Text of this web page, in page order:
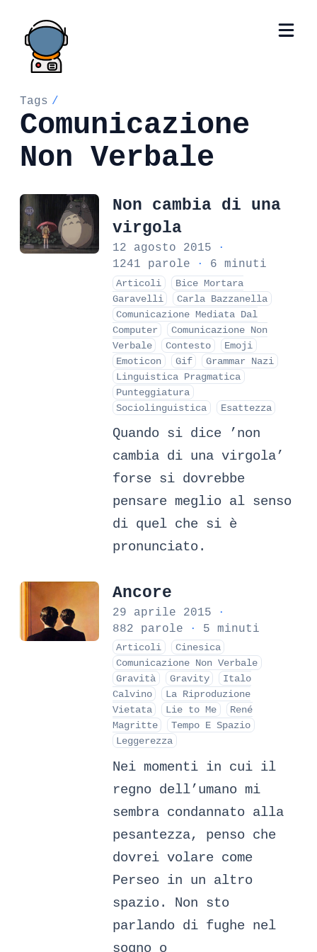
Tags /
Comunicazione
Non Verbale
Non cambia di una
virgola
12 agosto 2015
·
1241 parole
· 6 minuti
Articoli
Bice Mortara
Garavelli
Carla Bazzanella
Comunicazione Mediata Dal
Computer
Comunicazione Non
Verbale
Contesto
Emoji
Emoticon
Gif
Grammar Nazi
Linguistica Pragmatica
Punteggiatura
Sociolinguistica
Esattezza
Quando si dice ’non
cambia di una virgola’
forse si dovrebbe
pensare meglio al senso
di quel che si è
pronunciato.
Ancore
29 aprile 2015
·
882 parole
· 5 minuti
Articoli
Cinesica
Comunicazione Non Verbale
Gravità
Gravity
Italo
Calvino
La Riproduzione
Vietata
Lie to Me
René
Magritte
Tempo E Spazio
Leggerezza
Nei momenti in cui il
regno dell’umano mi
sembra condannato alla
pesantezza, penso che
dovrei volare come
Perseo in un altro
spazio. Non sto
parlando di fughe nel
sogno o